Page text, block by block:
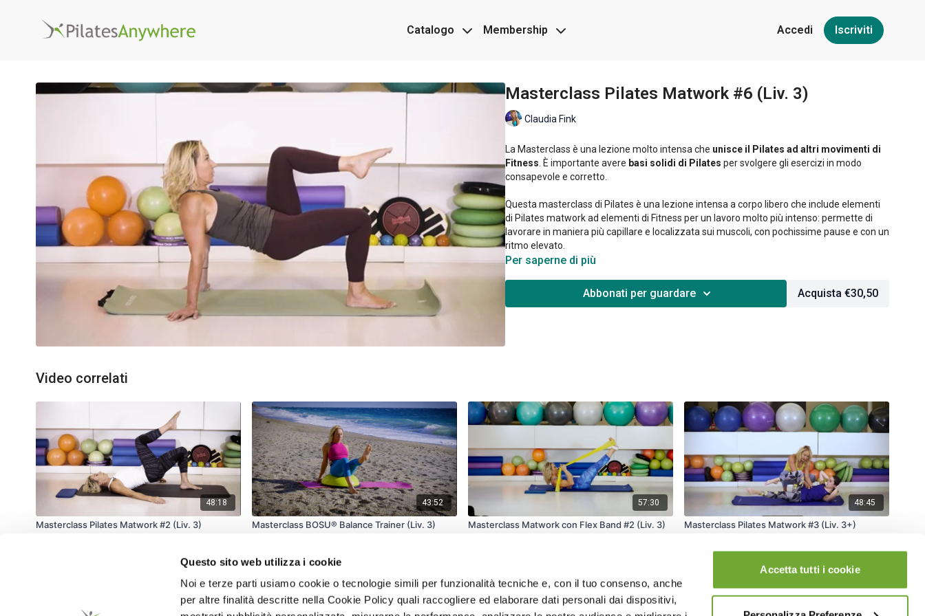
Questo sito web utilizza i cookie
Noi e terze parti usiamo cookie o tecnologie simili per funzionalità tecniche e, con il tuo consenso, anche
per altre finalità descritte nella Cookie Policy quali raccogliere ed elaborare dati personali dai dispositivi,
Accetta tutti i cookie
Catalogo Membership Accedi Iscriviti
Masterclass Pilates Matwork #6 (Liv. 3)
Claudia Fink
La Masterclass è una lezione molto intensa che unisce il Pilates ad altri movimenti di
Fitness . È importante avere basi solidi di Pilates per svolgere gli esercizi in modo
consapevole e corretto.
Questa masterclass di Pilates è una lezione intensa a corpo libero che include elementi
di Pilates matwork ad elementi di Fitness per un lavoro molto più intenso: permette di
lavorare in maniera più capillare e localizzata sui muscoli, con pochissime pause e con un
ritmo elevato.
Per saperne di più
Abbonati per guardare Acquista €30,50
Video correlati
48:18
Masterclass Pilates Matwork #2 (Liv. 3)
43:52
Masterclass BOSU® Balance Trainer (Liv. 3)
57:30
Masterclass Matwork con Flex Band #2 (Liv. 3)
48:45
Masterclass Pilates Matwork #3 (Liv. 3+)